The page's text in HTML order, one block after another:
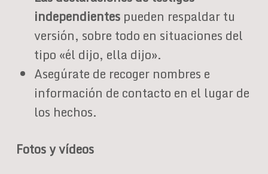
independientespueden respaldar tu
versión, sobre todo en situaciones del
tipo «él dijo, ella dijo».
Asegúrate de recoger nombres e
información de contacto en el lugar de
los hechos.
Fotos y vídeos